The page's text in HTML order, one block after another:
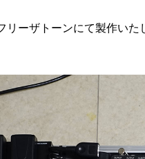
リーザトーンにて製作い